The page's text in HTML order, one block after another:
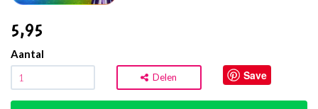
5,95
Aantal
Delen Save